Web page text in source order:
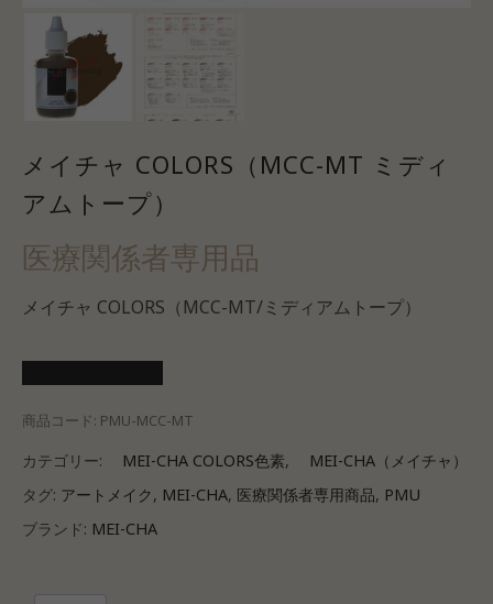
メイチャ COLORS（MCC-MT ミディ
アムトープ）
医療関係者専用品
メイチャ COLORS（MCC-MT/ミディアムトープ）
商品コード: PMU-MCC-MT
カテゴリー: MEI-CHA COLORS色素,
MEI-CHA（メイチャ）
タグ: アートメイク, MEI-CHA, 医療関係者専用商品, PMU
ブランド: MEI-CHA